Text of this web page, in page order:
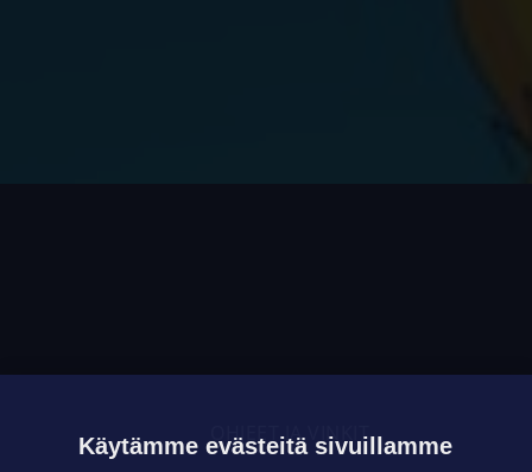
OHJEET JA VINKIT
Käytämme evästeitä sivuillamme